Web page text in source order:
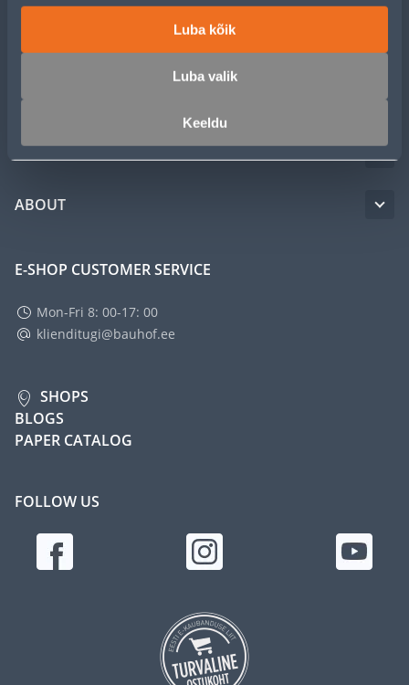
Luba kõik
Luba valik
Keeldu
CUSTOMER SERVICE
SERVICE
ABOUT
E-SHOP CUSTOMER SERVICE
Mon-Fri 8: 00-17: 00
klienditugi@bauhof.ee
SHOPS
BLOGS
PAPER CATALOG
FOLLOW US